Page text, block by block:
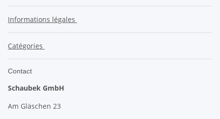
Informations légales
Catégories
Contact
Schaubek GmbH
Am Gläschen 23